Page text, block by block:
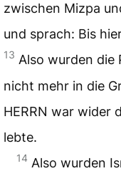
zwischen Mizpa
und sprach: Bis
13 Also wurden die
nicht mehr in die
HERRN war wider
lebte.
14 Also wurden